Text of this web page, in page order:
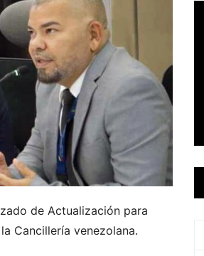
de Actualización para
Cancillería venezolana.